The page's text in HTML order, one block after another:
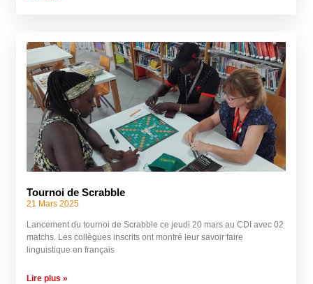
Tournoi de Scrabble
21 Mars 2025
Lancement du tournoi de Scrabble ce jeudi 20 mars au CDI avec 02
matchs. Les collègues inscrits ont montré leur savoir faire
linguistique en français
Lire plus »